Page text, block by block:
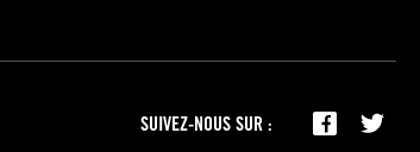
SUIVEZ-NOUS SUR :